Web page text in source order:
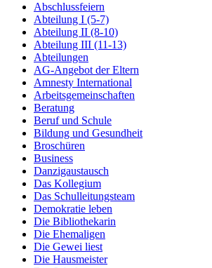
Abschlussfeiern
Abteilung I (5-7)
Abteilung II (8-10)
Abteilung III (11-13)
Abteilungen
AG-Angebot der Eltern
Amnesty International
Arbeitsgemeinschaften
Beratung
Beruf und Schule
Bildung und Gesundheit
Broschüren
Business
Danzigaustausch
Das Kollegium
Das Schulleitungsteam
Demokratie leben
Die Bibliothekarin
Die Ehemaligen
Die Gewei liest
Die Hausmeister